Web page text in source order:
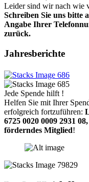
Leider sind wir nach wie
Schreiben Sie uns bitte
Angabe Ihrer
zurück.
Jahresberichte
Jede Spende hilft !
Helfen Sie mit Ihrer
erfolgreich fortzuführen:
6725 0020 0009 2931 08,
förderndes Mitglied!